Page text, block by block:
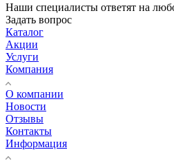
Наши специалисты ответят на
Задать вопрос
Каталог
Акции
Услуги
Компания
О компании
Новости
Отзывы
Контакты
Информация